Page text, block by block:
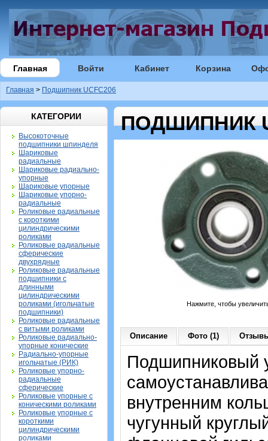
Главная Войти Кабинет Корзина
Главная > Подшипник UCFC206
КАТЕГОРИИ
Высокоточные
подшипники шпинделя
Шариковые
радиальные
Шариковые радиально-
упорные
Шариковые упорные
Шариковые упорно-
радиальные
Роликовые радиальные
с короткими
цилиндрическими
роликами
Роликовые радиальные
сферические
двухрядные
Роликовые радиальные
подшипники с
длинными
цилиндрическими
роликами (игольчатые
подшипники)
Роликовые радиальные
с витыми роликами
Роликовые радиально-
упорные конические
Радиально-упорные
игольчатые (РИК)
Роликовые упорно-
радиальные
сферические
Роликовые упорные с
коническими роликами
Роликовые упорные с
короткими
цилиндрическими
роликами
ПОДШИПНИК
Нажмите, чтобы
Описание Фото (1)
Подшипниковый
внутренним
чугунный